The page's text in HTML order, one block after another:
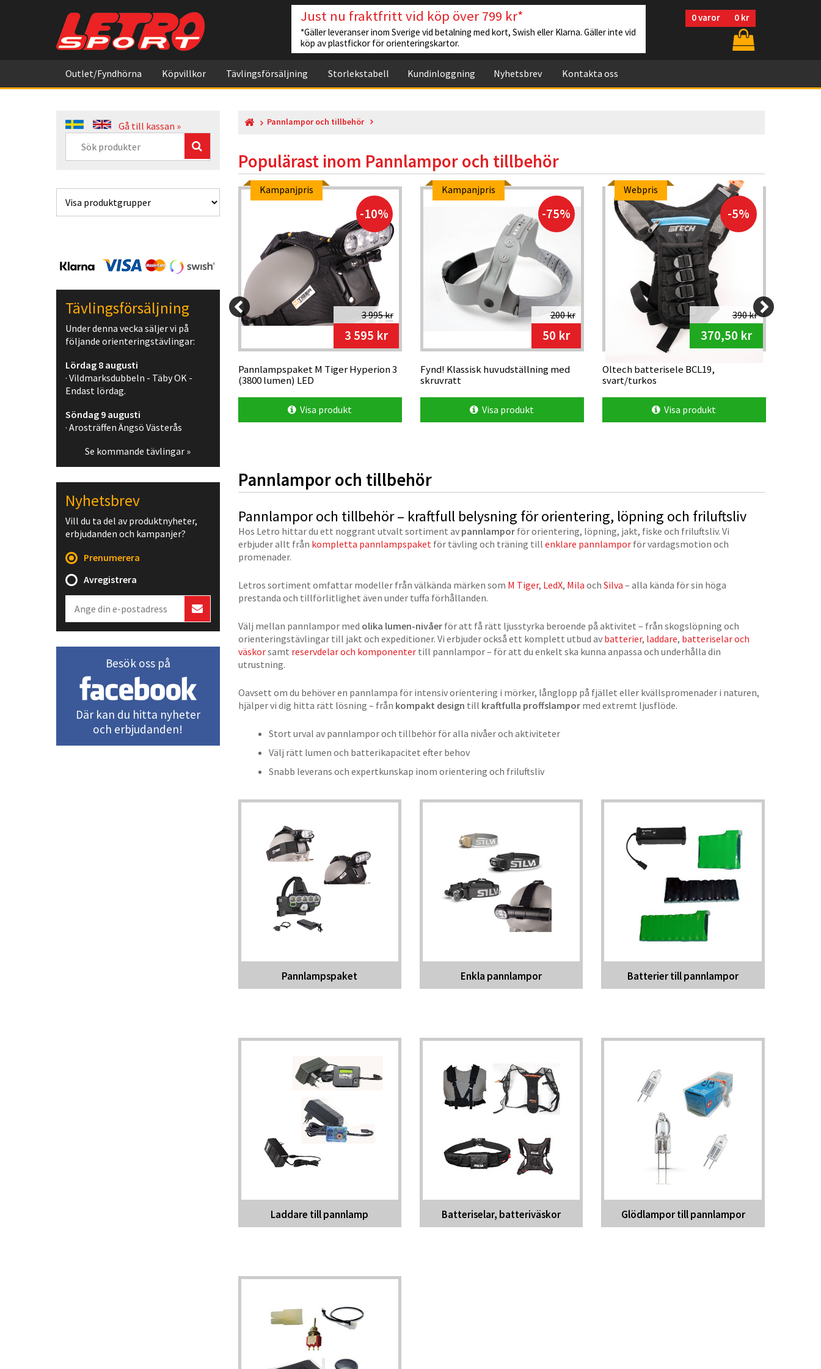
0varor 0 kr
Just nu fraktfritt vid köp över 799 kr*
*Gäller leveranser inom Sverige vid betalning med kort, Swish eller Klarna. Gäller inte vid
köp av plastfickor för orienteringskartor.
Outlet/Fyndhörna Köpvillkor Tävlingsförsäljning Storlekstabell Kundinloggning Nyhetsbrev Kontakta oss
Gå till kassan » Pannlampor och tillbehör
Populärast inom Pannlampor och tillbehör
Kampanjpris
-10%
2 995 kr
2 695 kr
Pannlampspaket M Tiger Ray-Theia 3
(3000 lumen) LED
Visa produkt
Kampanjpris
-10%
3 995 kr
3 595 kr
Pannlampspaket M Tiger Hyperion 3
(3800 lumen) LED
Visa produkt
Kampanjpris
-75%
200 kr
50 kr
Fynd! Klassisk huvudställning med
skruvratt
Visa produkt
Webpris
-5%
390 kr
370,50 kr
Oltech batterisele BCL19,
svart/turkos
Visa produkt
Pannlampor och tillbehör
Pannlampor och tillbehör – kraftfull belysning för orientering, löpning och friluftsliv
Hos Letro hittar du ett noggrant utvalt sortiment av pannlamporför orientering, löpning, jakt, fiske och friluftsliv. Vi
erbjuder allt från kompletta pannlampspaketför tävling och träning till enklare pannlamporför vardagsmotion och
promenader.
Letros sortiment omfattar modeller från välkända märken som M Tiger, LedX, Mila och Silva – alla kända för sin höga
prestanda och tillförlitlighet även under tuffa förhållanden.
Välj mellan pannlampor med olika lumen-nivåerför att få rätt ljusstyrka beroende på aktivitet – från skogslöpning och
orienteringstävlingar till jakt och expeditioner. Vi erbjuder också ett komplett utbud av batterier, laddare, batteriselar och
väskorsamt reservdelar och komponentertill pannlampor – för att du enkelt ska kunna anpassa och underhålla din
utrustning.
Oavsett om du behöver en pannlampa för intensiv orientering i mörker, långlopp på fjället eller kvällspromenader i naturen,
hjälper vi dig hitta rätt lösning – från kompakt design till kraftfulla proffslampormed extremt ljusflöde.
Stort urval av pannlampor och tillbehör för alla nivåer och aktiviteter
Välj rätt lumen och batterikapacitet efter behov
Snabb leverans och expertkunskap inom orientering och friluftsliv
Pannlampspaket Enkla pannlampor Batterier till pannlampor
Laddare till pannlamp Batteriselar, batteriväskor Glödlampor till pannlampor
Tävlingsförsäljning
Under denna vecka säljer vi på
följande orienteringstävlingar:
Lördag 8 augusti
· Vildmarksdubbeln - Täby OK -
Endast lördag.
Söndag 9 augusti
· Arosträffen Ängsö Västerås
Se kommande tävlingar »
Nyhetsbrev
Vill du ta del av produktnyheter,
erbjudanden och kampanjer?
Prenumerera
Avregistrera
Besök oss på
Där kan du hitta nyheter
och erbjudanden!